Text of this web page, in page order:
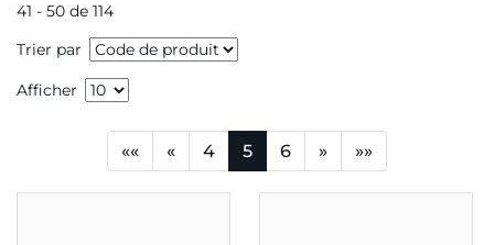
41 - 50 de 114
Trier par
Afficher
«« « 4 5 6 » »»